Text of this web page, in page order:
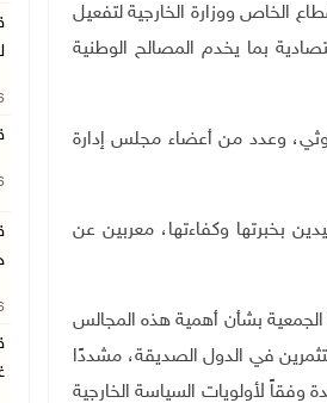
الخاص ووزارة الخارجية لتفعيل
بما يخدم المصالح الوطنية
وعدد من أعضاء مجلس إدارة
بخبرتها وكفاءتها، معربين عن
بشأن أهمية هذه المجالس
في الدول الصديقة، مشددًا
لأولويات السياسة الخارجية